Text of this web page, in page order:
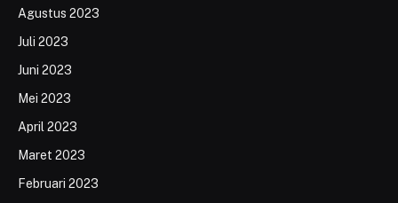
Agustus 2023
Juli 2023
Juni 2023
Mei 2023
April 2023
Maret 2023
Februari 2023